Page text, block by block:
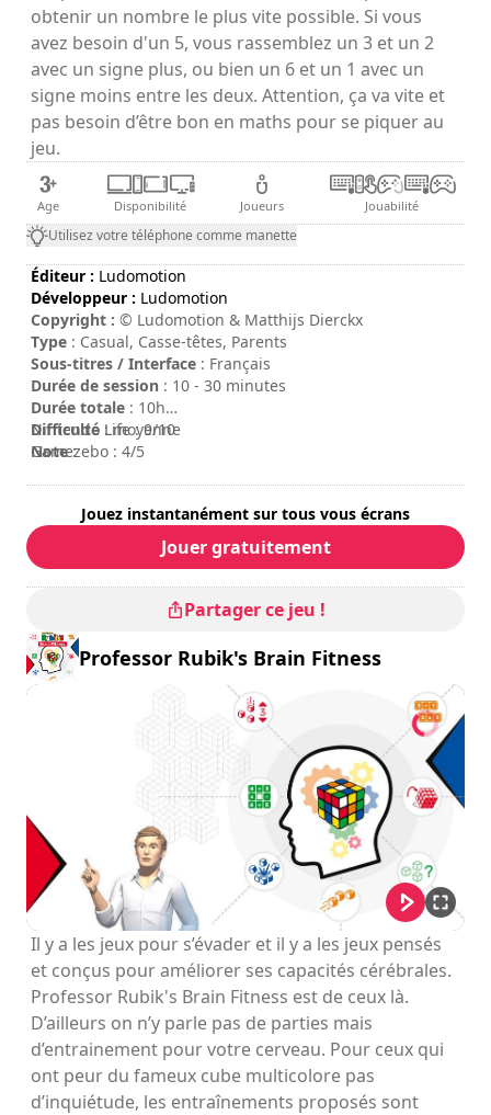
obtenir un nombre le plus vite possible. Si vous
avez besoin d'un 5, vous rassemblez un 3 et un 2
avec un signe plus, ou bien un 6 et un 1 avec un
signe moins entre les deux. Attention, ça va vite et
pas besoin d’être bon en maths pour se piquer au
jeu.
Age Disponibilité Joueurs Jouabilité
Utilisez votre téléphone comme manette
Éditeur : Ludomotion
Développeur : Ludomotion
Copyright : © Ludomotion & Matthijs Dierckx
Type : Casual, Casse-têtes, Parents
Sous-titres / Interface : Français
Durée de session : 10 - 30 minutes
Durée totale : 10h
Difficulté : moyenne
Note:
Nintendo Life : 9/10
Gamezebo : 4/5
Jouez instantanément sur tous vous écrans
Jouer gratuitement
Partager ce jeu !
Professor Rubik's Brain Fitness
Il y a les jeux pour s’évader et il y a les jeux pensés
et conçus pour améliorer ses capacités cérébrales.
Professor Rubik's Brain Fitness est de ceux là.
D’ailleurs on n’y parle pas de parties mais
d’entrainement pour votre cerveau. Pour ceux qui
ont peur du fameux cube multicolore pas
d’inquiétude, les entraînements proposés sont